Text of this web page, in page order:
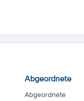
Abgeordnete
Abgeordnete